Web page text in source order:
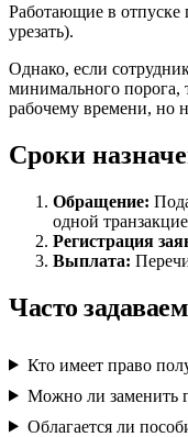
Работающие в отпуске
урезать).
Однако, если
минимального порога,
рабочему времени, но
Сроки
Обращение:
одной
Регистрация
Выплата:
Часто
Кто имеет право
Можно ли заменить
Облагается ли